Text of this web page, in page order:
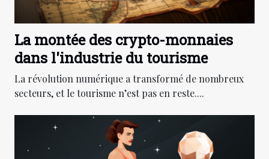
La montée des crypto-monnaies
dans l'industrie du tourisme
La révolution numérique a transformé de nombreux
secteurs, et le tourisme n’est pas en reste....